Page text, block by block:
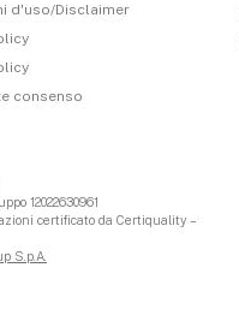
d'uso/Disclaimer
consenso
12022630961
certificato da Certiquality –
S.p.A.